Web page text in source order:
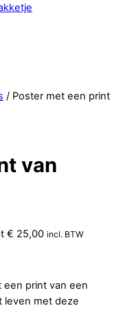
/ Poster met een print
van
€ 25,00 incl. BTW
een print van een
leven met deze